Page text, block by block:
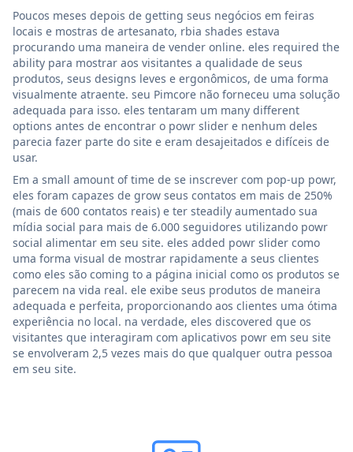
Poucos meses depois de getting seus negócios em feiras
locais e mostras de artesanato, rbia shades estava
procurando uma maneira de vender online. eles required the
ability para mostrar aos visitantes a qualidade de seus
produtos, seus designs leves e ergonômicos, de uma forma
visualmente atraente. seu Pimcore não forneceu uma solução
adequada para isso. eles tentaram um many different
options antes de encontrar o powr slider e nenhum deles
parecia fazer parte do site e eram desajeitados e difíceis de
usar.
Em a small amount of time de se inscrever com pop-up powr,
eles foram capazes de grow seus contatos em mais de 250%
(mais de 600 contatos reais) e ter steadily aumentado sua
mídia social para mais de 6.000 seguidores utilizando powr
social alimentar em seu site. eles added powr slider como
uma forma visual de mostrar rapidamente a seus clientes
como eles são coming to a página inicial como os produtos se
parecem na vida real. ele exibe seus produtos de maneira
adequada e perfeita, proporcionando aos clientes uma ótima
experiência no local. na verdade, eles discovered que os
visitantes que interagiram com aplicativos powr em seu site
se envolveram 2,5 vezes mais do que qualquer outra pessoa
em seu site.